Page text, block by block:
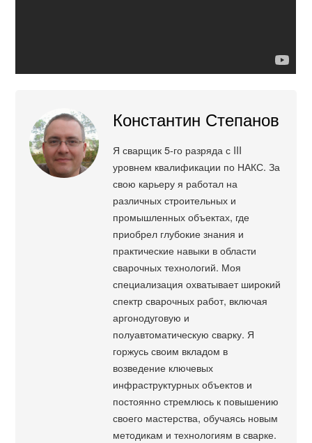
Константин Степанов
Я сварщик 5-го разряда с III
уровнем квалификации по НАКС. За
свою карьеру я работал на
различных строительных и
промышленных объектах, где
приобрел глубокие знания и
практические навыки в области
сварочных технологий. Моя
специализация охватывает широкий
спектр сварочных работ, включая
аргонодуговую и
полуавтоматическую сварку. Я
горжусь своим вкладом в
возведение ключевых
инфраструктурных объектов и
постоянно стремлюсь к повышению
своего мастерства, обучаясь новым
методикам и технологиям в сварке.